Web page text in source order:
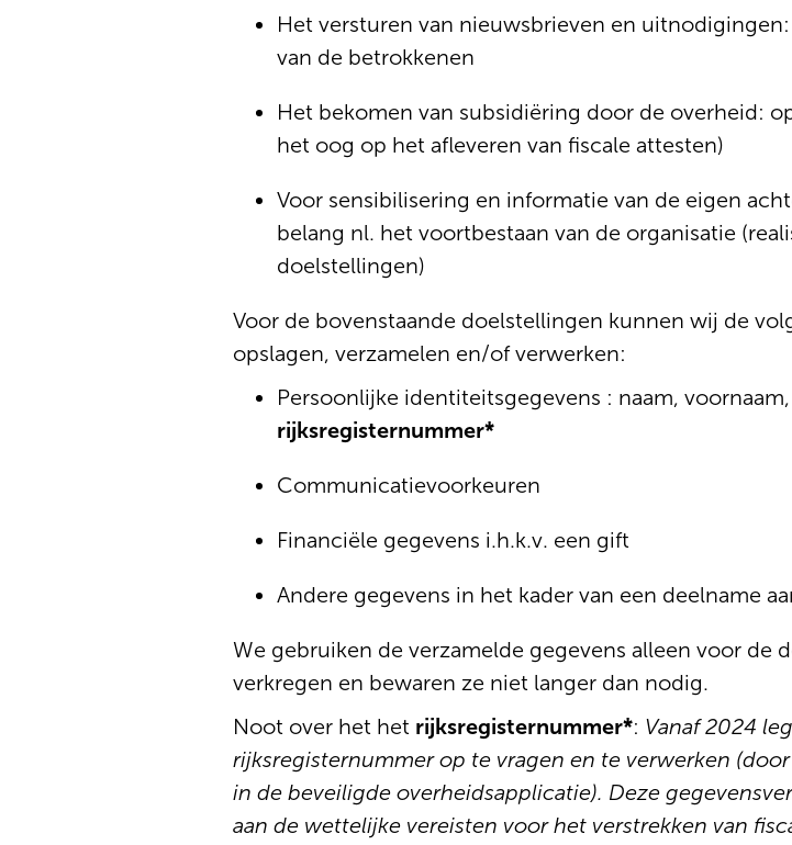
Het versturen van nieuwsbrieven en
van de betrokkenen
Het bekomen van subsidiëring door de overheid:
het oog op het afleveren van fiscale attesten)
Voor sensibilisering en informatie van de eigen
belang nl. het voortbestaan van de organisatie
doelstellingen)
Voor de bovenstaande doelstellingen kunnen wij de
opslagen, verzamelen en/of verwerken:
Persoonlijke identiteitsgegevens : naam,
rijksregisternummer*
Communicatievoorkeuren
Financiële gegevens i.h.k.v. een gift
Andere gegevens in het kader van een deelname
We gebruiken de verzamelde gegevens alleen voor de
verkregen en bewaren ze niet langer dan nodig.
Noot over het het rijksregisternummer*: Vanaf 2024
rijksregisternummer op te vragen en te verwerken
in de beveiligde overheidsapplicatie). Deze
aan de wettelijke vereisten voor het verstrekken van